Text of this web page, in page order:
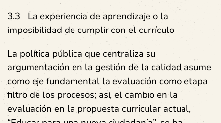
3.3 La experiencia de aprendizaje o la
imposibilidad de cumplir con el currículo
La política pública que centraliza su
argumentación en la gestión de la calidad asume
como eje fundamental la evaluación como etapa
filtro de los procesos; así, el cambio en la
evaluación en la propuesta curricular actual,